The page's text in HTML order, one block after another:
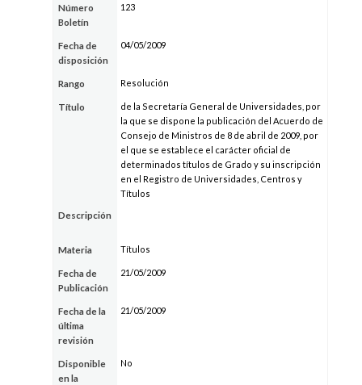
Número
Boletín
123
Fecha de
disposición
04/05/2009
Rango Resolución
Título
de la Secretaría General de Universidades, por
la que se dispone la publicación del Acuerdo de
Consejo de Ministros de 8 de abril de 2009, por
el que se establece el carácter oficial de
determinados títulos de Grado y su inscripción
en el Registro de Universidades, Centros y
Títulos
Descripción
Materia Títulos
Fecha de
Publicación
21/05/2009
Fecha de la
última
revisión
21/05/2009
Disponible
en la
No